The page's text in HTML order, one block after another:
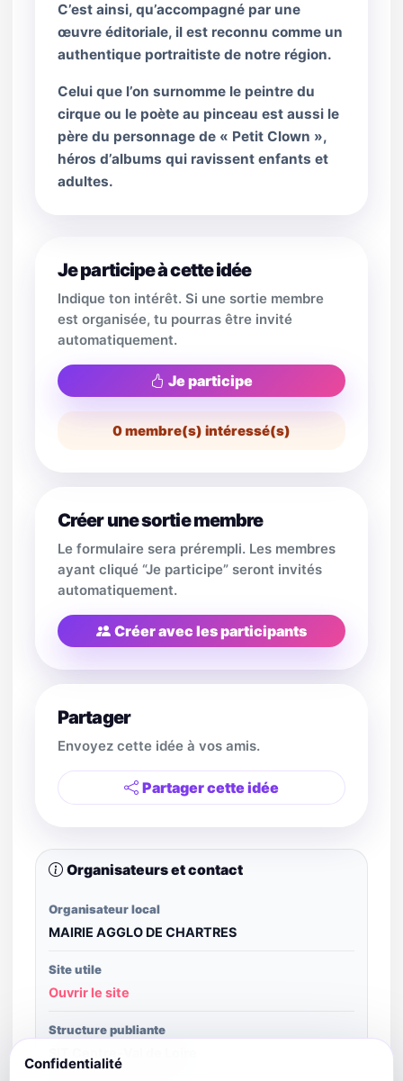
C’est ainsi, qu’accompagné par une
œuvre éditoriale, il est reconnu comme un
authentique portraitiste de notre région.
Celui que l’on surnomme le peintre du
cirque ou le poète au pinceau est aussi le
père du personnage de « Petit Clown »,
héros d’albums qui ravissent enfants et
adultes.
Je participe à cette idée
Indique ton intérêt. Si une sortie membre
est organisée, tu pourras être invité
automatiquement.
Je participe
0membre(s) intéressé(s)
Créer une sortie membre
Le formulaire sera prérempli. Les membres
ayant cliqué “Je participe” seront invités
automatiquement.
Créer avec les participants
Partager
Envoyez cette idée à vos amis.
Partager cette idée
Organisateurs et contact
Organisateur local
MAIRIE AGGLO DE CHARTRES
Site utile
Ouvrir le site
Structure publiante
Confidentialité